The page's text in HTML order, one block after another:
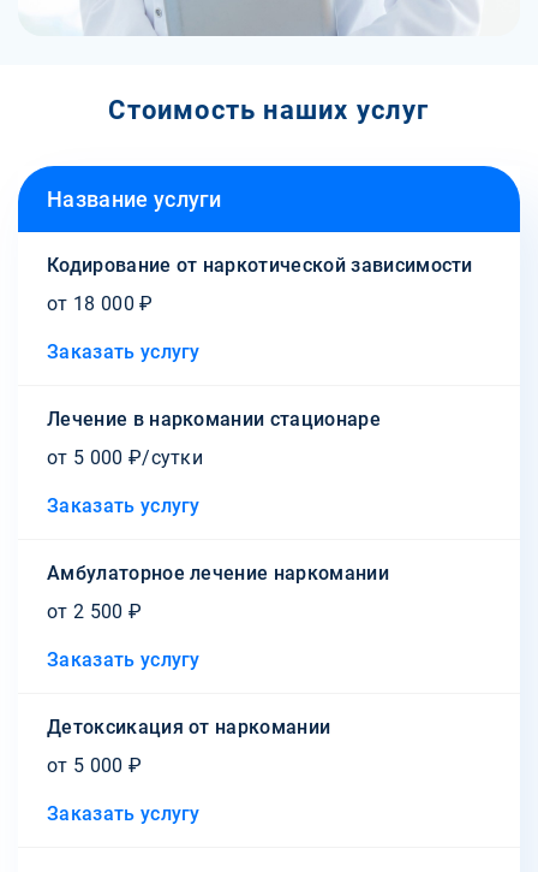
Стоимость наших услуг
Название услуги
Кодирование от наркотической зависимости
от 18 000 ₽
Заказать услугу
Лечение в наркомании стационаре
от 5 000 ₽/сутки
Заказать услугу
Амбулаторное лечение наркомании
от 2 500 ₽
Заказать услугу
Детоксикация от наркомании
от 5 000 ₽
Заказать услугу